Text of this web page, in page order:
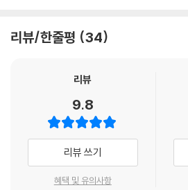
리뷰/한줄평 34
리뷰
9.8
리뷰 쓰기
혜택 및 유의사항